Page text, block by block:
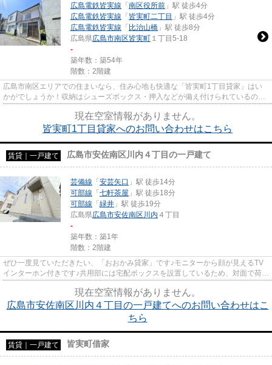
広島電鉄皆実線 「 南区役所前 」駅 徒歩4分
広島電鉄皆実線 「 皆実町二丁目 」駅 徒歩4分
広島電鉄皆実線 「 比治山橋 」駅 徒歩8分
広島県広島市南区皆実町 １丁目5-18
-
築年数：築54年
階数：2階建
広島市南区エリアでの住まいなら、住み心地も快適な「皆実町1丁目貸家」はい
かがでしょうか！収納はシューズボックス・押入などが備え付けられているの
現在空室情報がありません。
皆実町1丁目貸家へのお問い合わせはこちら
賃貸｜一戸建て 広島市安佐南区川内４丁目の一戸建て
芸備線 「 安芸矢口 」駅 徒歩14分
可部線 「 七軒茶屋 」駅 徒歩18分
可部線 「 緑井 」駅 徒歩19分
広島県広島市安佐南区 川内 ４丁目
-
築年数：築1年
階数：2階建
ぜひ一度見ていただきたい、「おおかみ貸家」です♪モニターから顔が見えるTV
インターホン付きです♪共用部には宅配ボックスを設置しているため、対面で荷物
現在空室情報がありません。
広島市安佐南区川内４丁目の一戸建てへのお問い合わせはこ
ちら
賃貸｜一戸建て 皆実町借家